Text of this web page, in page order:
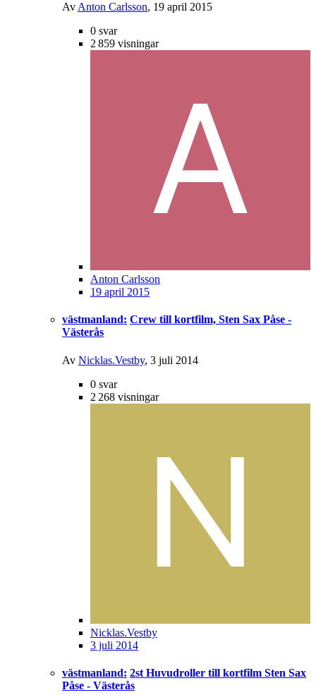
Av Anton Carlsson, 19 april 2015
0 svar
2 859 visningar
Anton Carlsson
19 april 2015
västmanland: Crew till kortfilm, Sten Sax Påse -
Västerås
Av Nicklas.Vestby, 3 juli 2014
0 svar
2 268 visningar
Nicklas.Vestby
3 juli 2014
västmanland: 2st Huvudroller till kortfilm Sten Sax
Påse - Västerås